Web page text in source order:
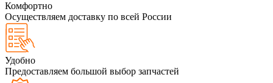
Комфортно
Осуществляем доставку по всей России
Удобно
Предоставляем большой выбор запчастей